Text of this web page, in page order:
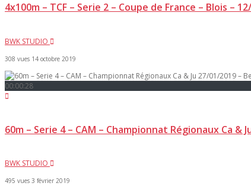
4x100m – TCF – Serie 2 – Coupe de France – Blois –
BWK STUDIO
308 vues 14 octobre 2019
00:00:28
60m – Serie 4 – CAM – Championnat Régionaux Ca &
BWK STUDIO
495 vues 3 février 2019